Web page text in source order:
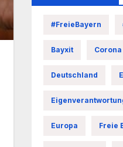
#FreieBayern
Bayxit Corona
Deutschland
Europa Freie